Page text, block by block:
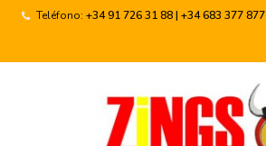
Teléfono: +34 91 726 31 88 | +34 683 377 877